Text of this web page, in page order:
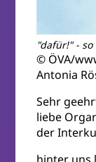
"dafür!" - so
© ÖVA/
Antonia
Sehr
liebe
der